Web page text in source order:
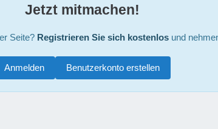
Jetzt mitmachen!
Seite? Registrieren Sie sich kostenlosund
Benutzerkonto erstellen
Anmelden